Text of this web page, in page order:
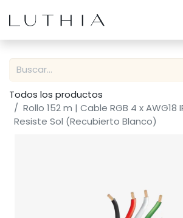
Todos los productos
Rollo 152 m | Cable RGB 4 x AWG18
Resiste Sol (Recubierto Blanco)